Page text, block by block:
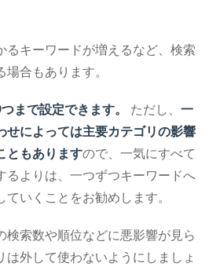
るキーワードが増えるなど、検索
合もあります。
まで設定できます。 ただし、 一
せによっては主要カテゴリの影響
ともありますので、一気にすべて
るよりは、一つずつキーワードへ
いくことをお勧めします。
検索数や順位などに悪影響が見ら
外して使わないようにしましょ